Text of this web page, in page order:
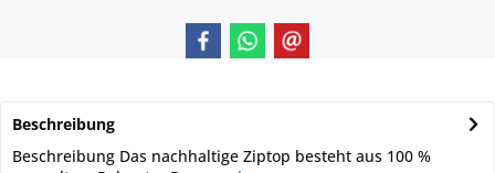
Beschreibung
Beschreibung Das nachhaltige Ziptop besteht aus 100 %